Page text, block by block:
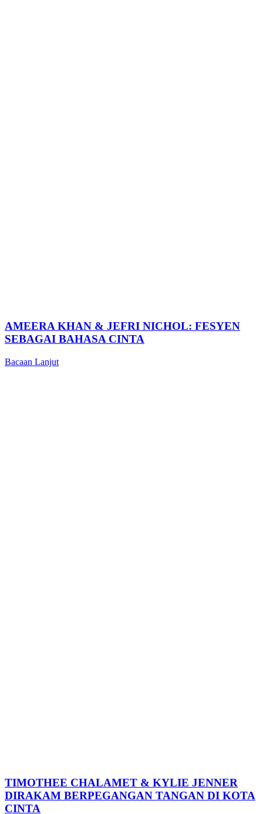
AMEERA KHAN & JEFRI NICHOL: FESYEN
SEBAGAI BAHASA CINTA
Bacaan Lanjut
TIMOTHEE CHALAMET & KYLIE JENNER
DIRAKAM BERPEGANGAN TANGAN DI KOTA
CINTA